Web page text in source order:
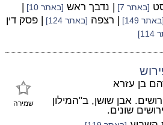
[באתר 7] | נדבך ראש [באתר 10]
|
[באתר 149] | רצפה [באתר 124] | פסק דין
שמירה
בן עזרא
אבן שושן, ב"המילון
שונים.